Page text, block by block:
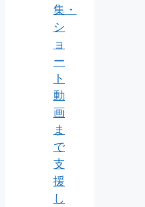
集・
シ
ョ
ー
ト
動
画
ま
で
支
援
し